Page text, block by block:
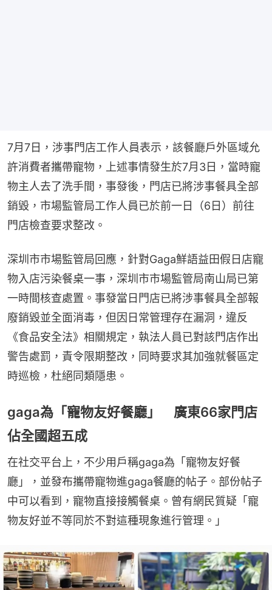
7月7日，涉事門店工作人員表示，該餐廳戶外區域允
許消費者攜帶寵物，上述事情發生於7月3日，當時寵
物主人去了洗手間，事發後，門店已將涉事餐具全部
銷毀，市場監管局工作人員已於前一日（6日）前往
門店檢查要求整改。
深圳市市場監管局回應，針對Gaga鮮語益田假日店寵
物入店污染餐桌一事，深圳市市場監管局南山局已第
一時間核查處置。事發當日門店已將涉事餐具全部報
廢銷毀並全面消毒，但因日常管理存在漏洞，違反
《食品安全法》相關規定，執法人員已對該門店作出
警告處罰，責令限期整改，同時要求其加強就餐區定
時巡檢，杜絕同類隱患。
gaga為「寵物友好餐廳」 廣東66家門店
佔全國超五成
在社交平台上，不少用戶稱gaga為「寵物友好餐
廳」，並發布攜帶寵物進gaga餐廳的帖子。部份帖子
中可以看到，寵物直接接觸餐桌。曾有網民質疑「寵
物友好並不等同於不對這種現象進行管理。」